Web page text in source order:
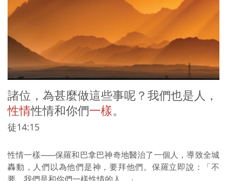
諸位，為甚麼做這些事呢？我們也是人，
性情性情和你們一樣。
徒14:15
性情一樣——保羅和巴拿巴神奇地醫治了一個人，導致全城
轟動，人們以為他們是神，要拜他們。保羅立即說：「不